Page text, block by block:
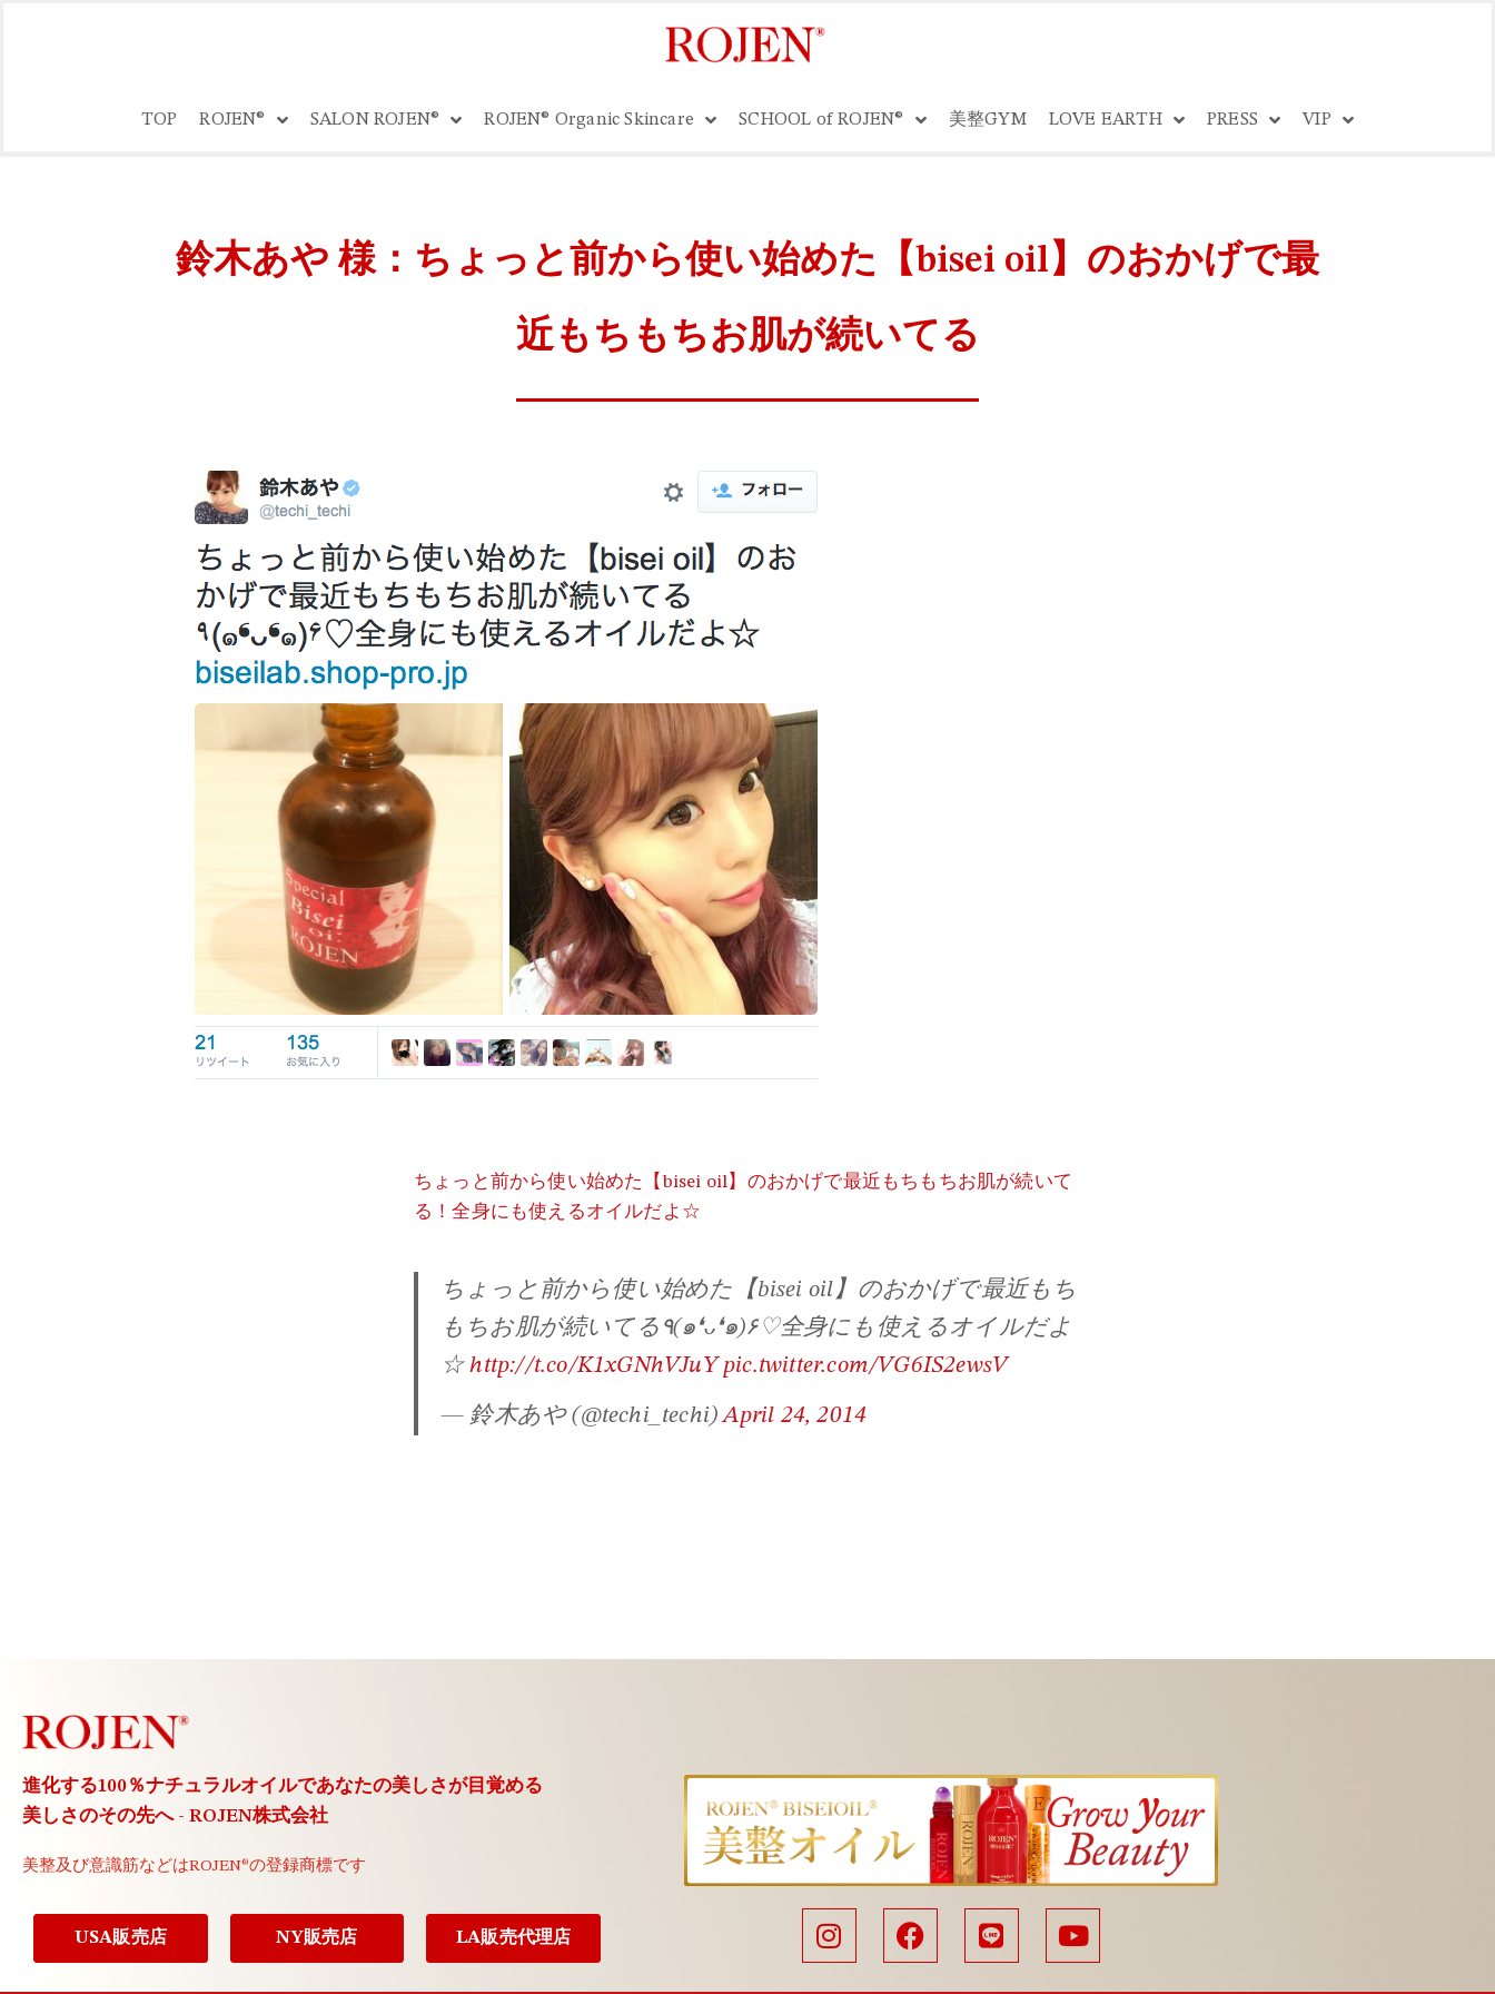
TOP ROJEN® SALON ROJEN® ROJEN® Organic Skincare SCHOOL of ROJEN® 美整GYM LOVE EARTH PRESS VIP
鈴木あや 様：ちょっと前から使い始めた【bisei oil】のおかげで最
近もちもちお肌が続いてる
ちょっと前から使い始めた【bisei oil】のおかげで最近もちもちお肌が続いて
る！全身にも使えるオイルだよ☆
ちょっと前から使い始めた【bisei oil】のおかげで最近もち
もちお肌が続いてる٩(๑❛ᴗ❛๑)۶♡全身にも使えるオイルだよ
☆http://t.co/K1xGNhVJuY pic.twitter.com/VG6IS2ewsV
— 鈴木あや (@techi_techi)April 24, 2014
進化する100％ナチュラルオイルであなたの美しさが目覚める
美しさのその先へ - ROJEN株式会社
美整及び意識筋などはROJEN®の登録商標です
USA販売店 NY販売店 LA販売代理店